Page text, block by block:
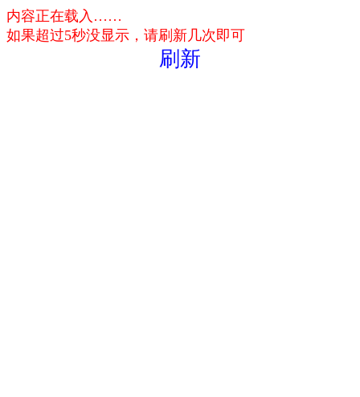
内容正在载入……
如果超过5秒没显示，请刷新几次即可
刷新